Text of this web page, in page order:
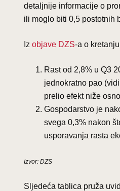
detaljnije informacije o
ili moglo biti 0,5 postotnih
Iz objave DZS-a o
Rast od 2,8% u Q3
jednokratno pao
prelio efekt niže
Gospodarstvo je
svega 0,3% nakon
usporavanja rasta
Izvor: DZS
Sljedeća tablica pruža